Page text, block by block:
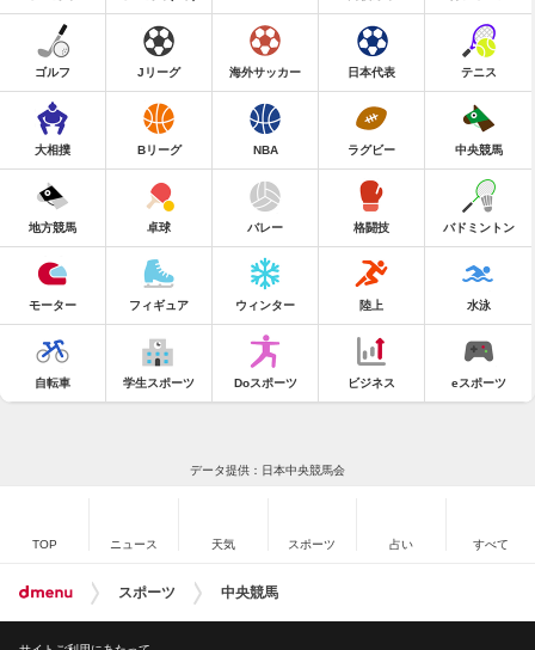
ゴルフ Jリーグ 海外サッカー 日本代表 テニス
大相撲 Bリーグ NBA ラグビー 中央競馬
地方競馬 卓球 バレー 格闘技 バドミントン
モーター フィギュア ウィンター 陸上 水泳
自転車 学生スポーツ Doスポーツ ビジネス eスポーツ
データ提供：日本中央競馬会
TOP ニュース 天気 スポーツ 占い すべて
スポーツ 中央競馬